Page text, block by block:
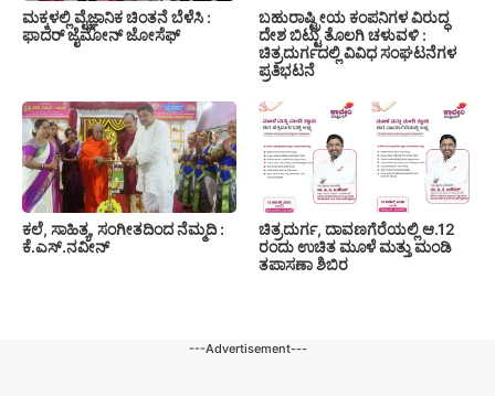
ಮಕ್ಕಳಲ್ಲಿ ವೈಜ್ಞಾನಿಕ ಚಿಂತನೆ ಬೆಳೆಸಿ :
ಫಾದರ್ ಜೈಮೋನ್ ಜೋಸೆಫ್
ಬಹುರಾಷ್ಟ್ರೀಯ ಕಂಪನಿಗಳ ವಿರುದ್ಧ
ದೇಶ ಬಿಟ್ಟು ತೊಲಗಿ ಚಳುವಳಿ :
ಚಿತ್ರದುರ್ಗದಲ್ಲಿ ವಿವಿಧ ಸಂಘಟನೆಗಳ
ಪ್ರತಿಭಟನೆ
ಕಲೆ, ಸಾಹಿತ್ಯ, ಸಂಗೀತದಿಂದ ನೆಮ್ಮದಿ :
ಕೆ.ಎಸ್.ನವೀನ್
ಚಿತ್ರದುರ್ಗ, ದಾವಣಗೆರೆಯಲ್ಲಿ ಆ.12
ರಂದು ಉಚಿತ ಮೂಳೆ ಮತ್ತು ಮಂಡಿ
ತಪಾಸಣಾ ಶಿಬಿರ
---Advertisement---